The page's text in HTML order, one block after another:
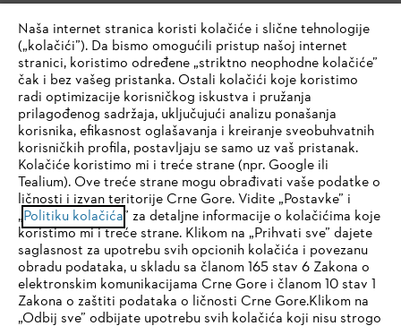
IHR BROWSER WIRD NICHT
UNTERSTÜTZT
Sie nutzen einen Browser, den wir noch nicht unterstützen. Für
eine optimale Nutzung unserer Seite empfehlen wir Ihnen, zu
Naša internet stranica koristi kolačiće i slične tehnologije
(„kolačići”). Da bismo omogućili pristup našoj internet
stranici, koristimo određene „striktno neophodne kolačiće”
čak i bez vašeg pristanka. Ostali kolačići koje koristimo
radi optimizacije korisničkog iskustva i pružanja
prilagođenog sadržaja, uključujući analizu ponašanja
korisnika, efikasnost oglašavanja i kreiranje sveobuhvatnih
korisničkih profila, postavljaju se samo uz vaš pristanak.
Kolačiće koristimo mi i treće strane (npr. Google ili
Tealium). Ove treće strane mogu obrađivati vaše podatke o
ličnosti i izvan teritorije Crne Gore. Vidite „Postavke” i
„Politiku kolačića” za detaljne informacije o kolačićima koje
koristimo mi i treće strane. Klikom na „Prihvati sve” dajete
saglasnost za upotrebu svih opcionih kolačića i povezanu
obradu podataka, u skladu sa članom 165 stav 6 Zakona o
elektronskim komunikacijama Crne Gore i članom 10 stav 1
Zakona o zaštiti podataka o ličnosti Crne Gore.Klikom na
„Odbij sve” odbijate upotrebu svih kolačića koji nisu strogo